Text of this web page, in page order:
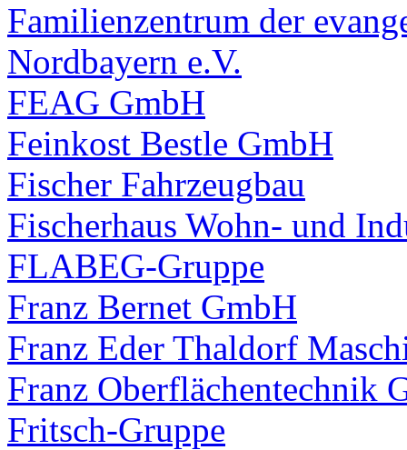
Familienzentrum der
Nordbayern e.V.
FEAG GmbH
Feinkost Bestle GmbH
Fischer Fahrzeugbau
Fischerhaus Wohn- und
FLABEG-Gruppe
Franz Bernet GmbH
Franz Eder Thaldorf
Franz Oberflächentechnik
Fritsch-Gruppe